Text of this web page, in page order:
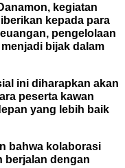
kegiatan
kepada para
pengelolaan
bijak dalam
ini diharapkan akan
peserta kawan
yang lebih baik
bahwa kolaborasi
berjalan dengan